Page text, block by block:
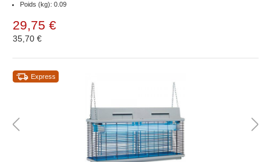
Poids (kg): 0.09
29,75 €
35,70 €
Express